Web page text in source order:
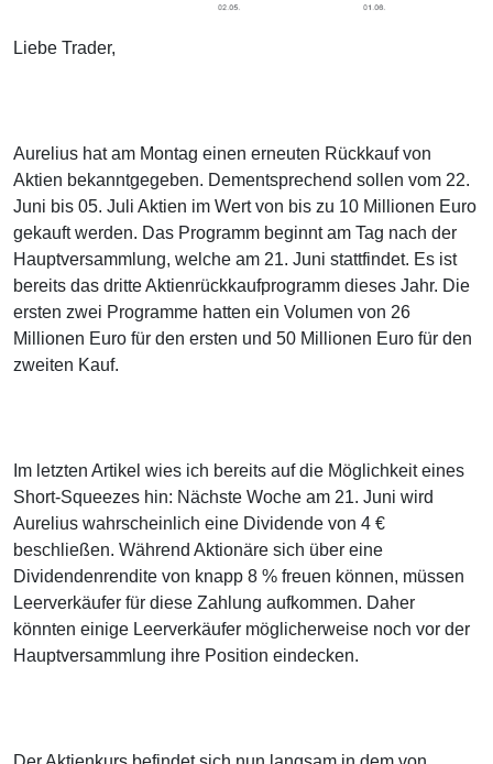
Liebe Trader,
Aurelius hat am Montag einen erneuten Rückkauf von
Aktien bekanntgegeben. Dementsprechend sollen vom 22.
Juni bis 05. Juli Aktien im Wert von bis zu 10 Millionen Euro
gekauft werden. Das Programm beginnt am Tag nach der
Hauptversammlung, welche am 21. Juni stattfindet. Es ist
bereits das dritte Aktienrückkaufprogramm dieses Jahr. Die
ersten zwei Programme hatten ein Volumen von 26
Millionen Euro für den ersten und 50 Millionen Euro für den
zweiten Kauf.
Im letzten Artikel wies ich bereits auf die Möglichkeit eines
Short-Squeezes hin: Nächste Woche am 21. Juni wird
Aurelius wahrscheinlich eine Dividende von 4 €
beschließen. Während Aktionäre sich über eine
Dividendenrendite von knapp 8 % freuen können, müssen
Leerverkäufer für diese Zahlung aufkommen. Daher
könnten einige Leerverkäufer möglicherweise noch vor der
Hauptversammlung ihre Position eindecken.